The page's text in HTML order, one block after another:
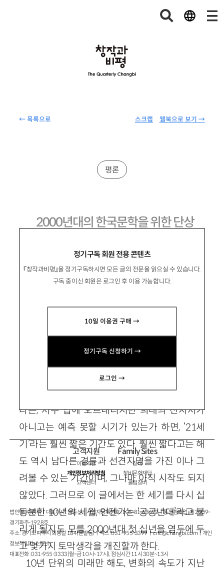
← 목록으로 웹북으로 보기 →
스크랩
정기구독 회원 전용 콘텐츠
『창작과비평』을 정기구독하시면 모든 글의 전문을 읽으실 수 있습니다.
구독 중이신 회원은 로그인 후 이용 가능합니다.
10일 이용권 구매 →
정기구독 신청하기 →
로그인 →
평론
2000년대의 한국문학을 위한 단상
白樂晴
문학평론가. 서울대 영문과 교수. 최근 『21세기
둔 한국문학의 문제들」을 발표.
2000이란 숫자가 묘해서 ‘2000년대’라고 하면
여러 규모의 시간대가 떠오른다. ‘새로운 천년’이
라는, 자주 입에 오르내리지만 희대의 선지자가
아니고는 예측 못할 시기가 있는가 하면, ‘21세
기’라는 훨씬 짧은 기간도 있다. 훨씬 짧다고는 해
도 역시 남다른 경륜과 선견지명을 가진 이나 그
려볼 수 있는 기간이며, 그나마 아직 시작도 되지
않았다. 그러므로 이 글에서는 한 세기를 다시 십
등분한 10년의 세월, 언젠가는 ‘공공년대’라고 불
리게 될지도 모를 2000년대 첫 십년을 염두에 두
고 몇가지 토막생각을 개진할까 한다.
10년 단위의 미래만 해도, 변화의 속도가 지난
고객지원
이용약관
개인정보처리방침
고객센터
Family Sites
창비
창비문화재단
클럽창비
법인명 : ㈜창비ㅣ대표이사 : 염종선ㅣ사업자등록번호 : 105-81-63672ㅣ통신판매업 : 제 2009-
경기파주-1928호
주소 : 경기도 파주시 회동길 184(문발동)ㅣ팩스 : 031-955-3399 ㅣcnc@changbi.com ㅣ개인
정보책임자 : 신문수
대표전화 : 031-955-3333(월~금 10시~17시), 점심시간 11시 30분~13시